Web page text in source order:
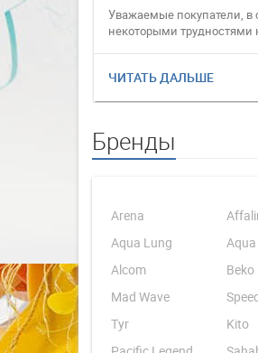
Уважаемые покупатели, в
некоторыми трудностями
ЧИТАТЬ ДАЛЬШЕ
Бренды
Arena
Aqua Lung
Alcom
Beko
Mad Wave
Tyr
Kito